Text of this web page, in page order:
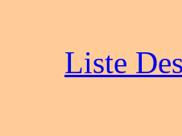
Liste